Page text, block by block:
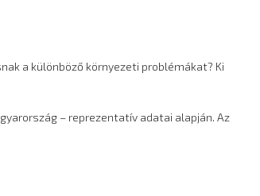
a különböző környezeti problémákat? Ki
– reprezentatív adatai alapján. Az